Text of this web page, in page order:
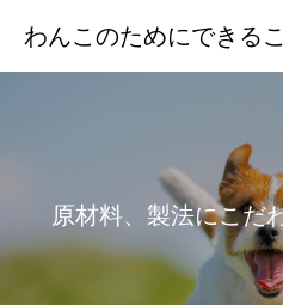
わんこのためにできる
原材料、 製法にこだ